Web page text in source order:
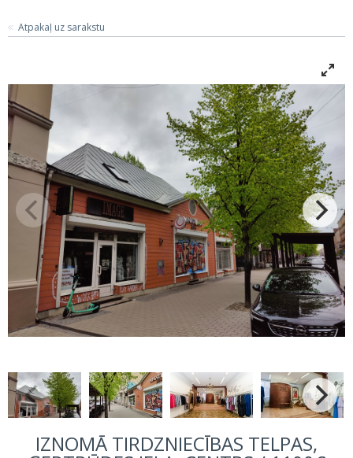
Atpakaļ uz sarakstu
IZNOMĀ TIRDZNIECĪBAS TELPAS,